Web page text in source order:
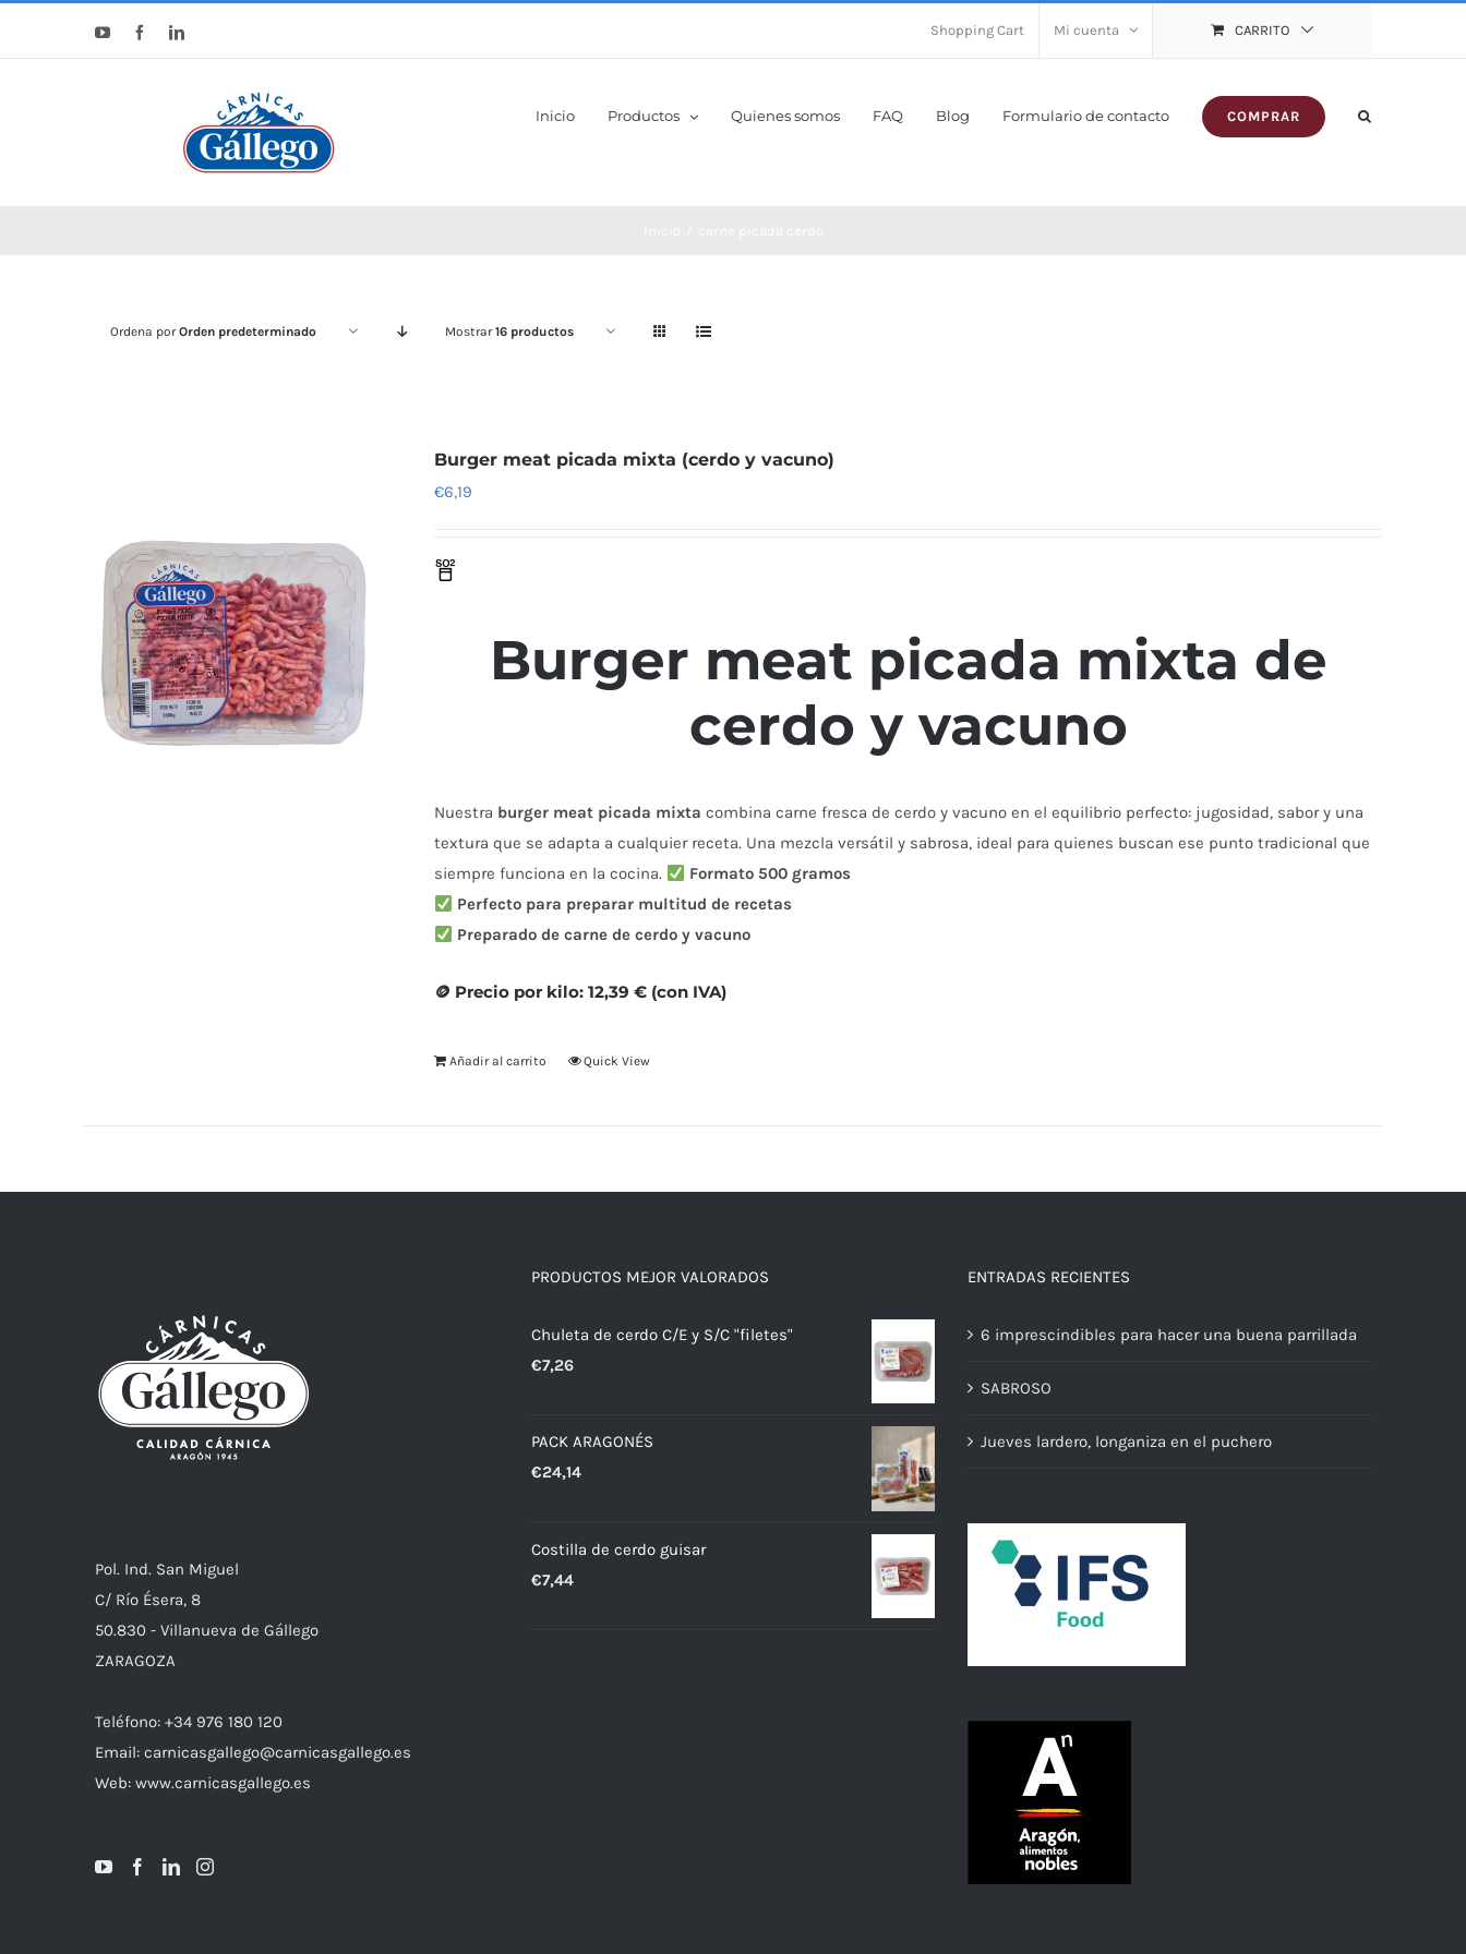
YouTubeFacebookLinkedIn Shopping Cart Mi cuenta CARRITO
Inicio Productos Quienes somos FAQ Blog Formulario de contacto COMPRAR
Ordena porOrden predeterminado Mostrar16 productos
Burger meat picada mixta (cerdo y vacuno)
€6,19
Burger meat picada mixta de
cerdo y vacuno
Nuestra burger meat picada mixta combina carne fresca de cerdo y vacuno en el equilibrio perfecto: jugosidad, sabor y una
textura que se adapta a cualquier receta. Una mezcla versátil y sabrosa, ideal para quienes buscan ese punto tradicional que
siempre funciona en la cocina.
Formato 500 gramos
Perfecto para preparar multitud de recetas
Preparado de carne de cerdo y vacuno
🪙 Precio por kilo: 12,39 € (con IVA)
Añadir al carrito Quick View
Pol. Ind. San Miguel
C/ Río Ésera, 8
50.830 - Villanueva de Gállego
ZARAGOZA
Teléfono: +34 976 180 120
Email: carnicasgallego@carnicasgallego.es
Web: www.carnicasgallego.es
PRODUCTOS MEJOR VALORADOS
Chuleta de cerdo C/E y S/C "filetes"
€7,26
PACK ARAGONÉS
€24,14
Costilla de cerdo guisar
€7,44
ENTRADAS RECIENTES
6 imprescindibles para hacer una buena parrillada
SABROSO
Jueves lardero, longaniza en el puchero